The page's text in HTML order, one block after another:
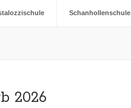
Schanhollenschule
2026